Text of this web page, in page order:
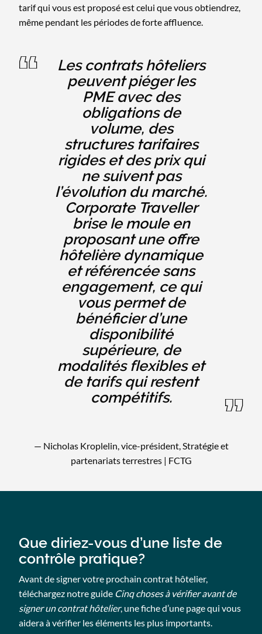
tarif qui vous est proposé est celui que vous obtiendrez,
même pendant les périodes de forte affluence.
Les contrats hôteliers
peuvent piéger les
PME avec des
obligations de
volume, des
structures tarifaires
rigides et des prix qui
ne suivent pas
l’évolution du marché.
Corporate Traveller
brise le moule en
proposant une offre
hôtelière dynamique
et référencée sans
engagement, ce qui
vous permet de
bénéficier d’une
disponibilité
supérieure, de
modalités flexibles et
de tarifs qui restent
compétitifs.
— Nicholas Kroplelin, vice-président, Stratégie et
partenariats terrestres | FCTG
Que diriez-vous d’une liste de
contrôle pratique?
Avant de signer votre prochain contrat hôtelier,
téléchargez notre guide Cinq choses à vérifier avant de
signer un contrat hôtelier, une fiche d’une page qui vous
aidera à vérifier les éléments les plus importants.